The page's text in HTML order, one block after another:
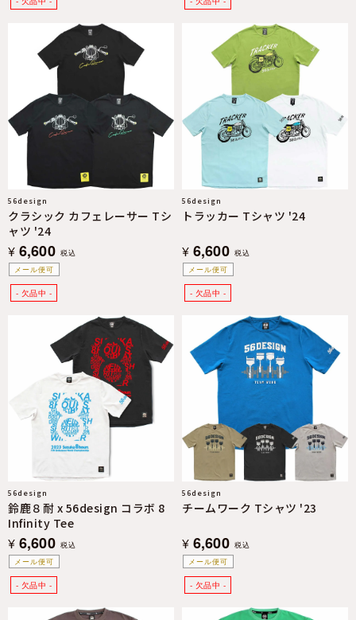
メール便可
56design
クラシック カフェレーサー Tシ
ャツ '24
¥ 6,600 税込
メール便可
56design
トラッカー Tシャツ '24
¥ 6,600 税込
メール便可
56design
鈴鹿８耐 x 56design コラボ 8
Infinity Tee
¥ 6,600 税込
メール便可
56design
チームワーク Tシャツ '23
¥ 6,600 税込